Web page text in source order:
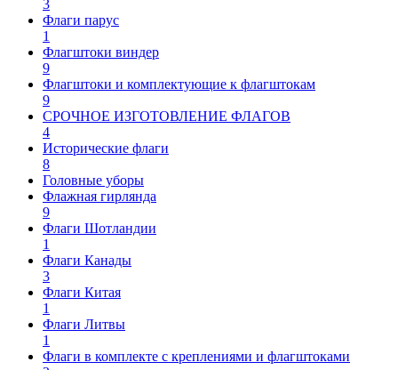
3
Флаги парус
1
Флагштоки виндер
9
Флагштоки и комплектующие к флагштокам
9
СРОЧНОЕ ИЗГОТОВЛЕНИЕ ФЛАГОВ
4
Исторические флаги
8
Головные уборы
Флажная гирлянда
9
Флаги Шотландии
1
Флаги Канады
3
Флаги Китая
1
Флаги Литвы
1
Флаги в комплекте с креплениями и флагштоками